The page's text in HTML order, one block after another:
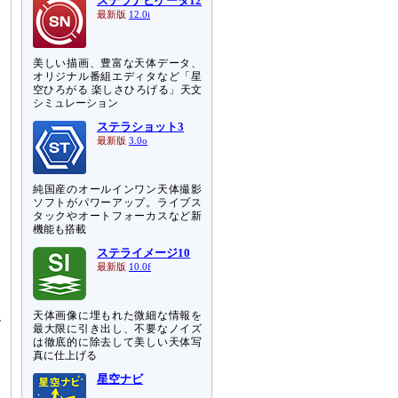
最新版 12.0i
美しい描画、豊富な天体データ、
オリジナル番組エディタなど「星
空ひろがる 楽しさひろげる」天文
シミュレーション
ステラショット3
最新版 3.0o
純国産のオールインワン天体撮影
ソフトがパワーアップ。ライブス
タックやオートフォーカスなど新
機能も搭載
ステライメージ10
最新版 10.0f
天体画像に埋もれた微細な情報を
最大限に引き出し、不要なノイズ
は徹底的に除去して美しい天体写
真に仕上げる
星空ナビ